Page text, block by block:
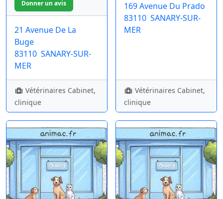
21 Avenue De La
Buge
83110 SANARY-SUR-
MER
Vétérinaires Cabinet,
clinique
169 Avenue Du Prado
83110 SANARY-SUR-
MER
Vétérinaires Cabinet,
clinique